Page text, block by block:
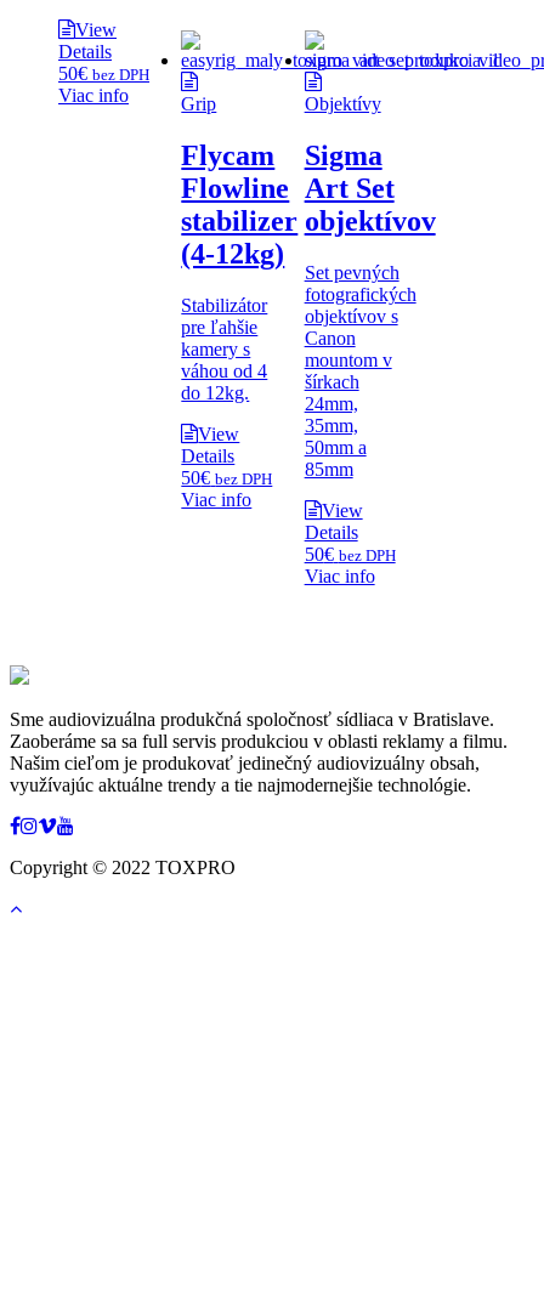
View
Details
50€ bez DPH
Viac info Grip
Flycam
Flowline
stabilizer
(4-12kg)
Stabilizátor
pre ľahšie
kamery s
váhou od 4
do 12kg.
View
Details
50€ bez DPH
Viac info
Objektívy
Sigma
Art Set
objektívov
Set pevných
fotografických
objektívov s
Canon
mountom v
šírkach
24mm,
35mm,
50mm a
85mm
View
Details
50€ bez DPH
Viac info
Sme audiovizuálna produkčná spoločnosť sídliaca v Bratislave.
Zaoberáme sa sa full servis produkciou v oblasti reklamy a filmu.
Našim cieľom je produkovať jedinečný audiovizuálny obsah,
využívajúc aktuálne trendy a tie najmodernejšie technológie.
Copyright © 2022 TOXPRO